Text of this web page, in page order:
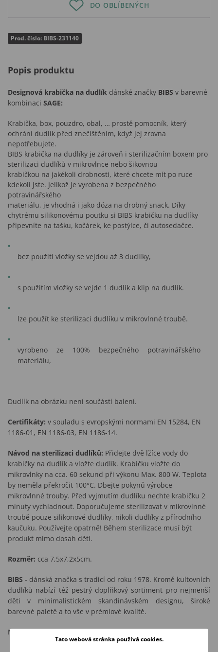
DO OBLÍBENÝCH
Prod. číslo: BIBS-231140
Popis produktu
Designová krabička na dudlík dánské značky BIBS v barevné
kombinaci SAGE:
Krabička, box, pouzdro, obal, … prostě pomocník, který
ochrání dudlík před znečištěním, když jej zrovna
nepotřebujete.
BIBS krabička na dudlíky je zároveň i sterilizačním boxem pro
sterilizaci dudlíků v mikrovlnce nebo šikovnou
krabičkou na jakékoli drobnosti, které chcete mít po ruce
kdekoli jste. Jelikož je vyrobena z bezpečného
potravinářského
materiálu, je vhodná i jako dóza na drobný snack. Díky
chytrému silikonovému poutku si BIBS krabičku na dudlíky
připevníte na tašku, kočárek, ke postýlce, či autosedačce.
bez použití vložky se vejdou až 3 dudlíky,
s použitím vložky se vejde 1 dudlík a klip na dudlík.
lze použít ke sterilizaci dudlíku v mikrovlnné troubě.
vyrobeno ze 100% bezpečného potravinářského
materiálu,
Dudlík na obrázku není součástí balení.
Certifikáty: v souladu s evropskými normami EN 15284, EN
1186-01, EN 1186-03, EN 1186-14.
Návod na sterilizaci dudlíků: Přidejte dvě lžíce vody do
krabičky na dudlík a vložte dudlík. Krabičku vložte do
mikrovlnky na cca. 60 sekund při výkonu Max. 800 W. Teplota
by neměla překročit 100°C. Dbejte pokynů výrobce
mikrovlnné trouby. Před vyjmutím dudlíku nechte krabičku 2
minuty vychladnout. Doporučujeme sterilizovat v mikrovlnné
troubě pouze silikonové dudlíky, nikoli dudlíky z přírodního
kaučuku. Používejte opatrně! Během sterilizace musí být
produkt mimo dosah dětí.
Rozměr: cca 7,5x7,2x5cm.
BIBS - dánská značka s tradicí od roku 1978. Kromě kultovních
dudlíků nabízí též pestrý doplňkový sortiment pro nejmenší
děti v minimalistickém skandinávském designu, široké
barevné paletě a to vše v prémiové kvalitě.
Nabídku dudlíků BIBS si můžete prohlédnout
Tato webová stránka používá cookies.